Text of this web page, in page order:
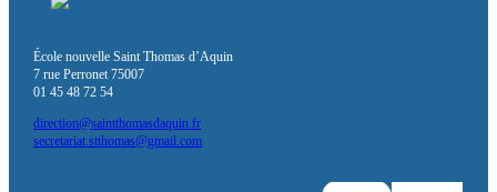
École nouvelle Saint Thomas d’Aquin
7 rue Perronet 75007
01 45 48 72 54
direction@saintthomasdaquin.fr
secretariat.stthomas@gmail.com